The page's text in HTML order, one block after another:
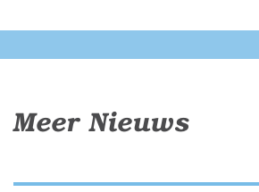
Meer Nieuws